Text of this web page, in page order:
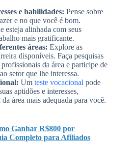
e habilidades: Pense sobre
e no que você é bom.
esteja alinhada com seus
mais gratificante.
áreas: Explore as
disponíveis. Faça pesquisas
da área e participe de
setor que lhe interessa.
Um teste vocacional pode
aptidões e interesses,
área mais adequada para você.
Ganhar R$800 por
Completo para Afiliados